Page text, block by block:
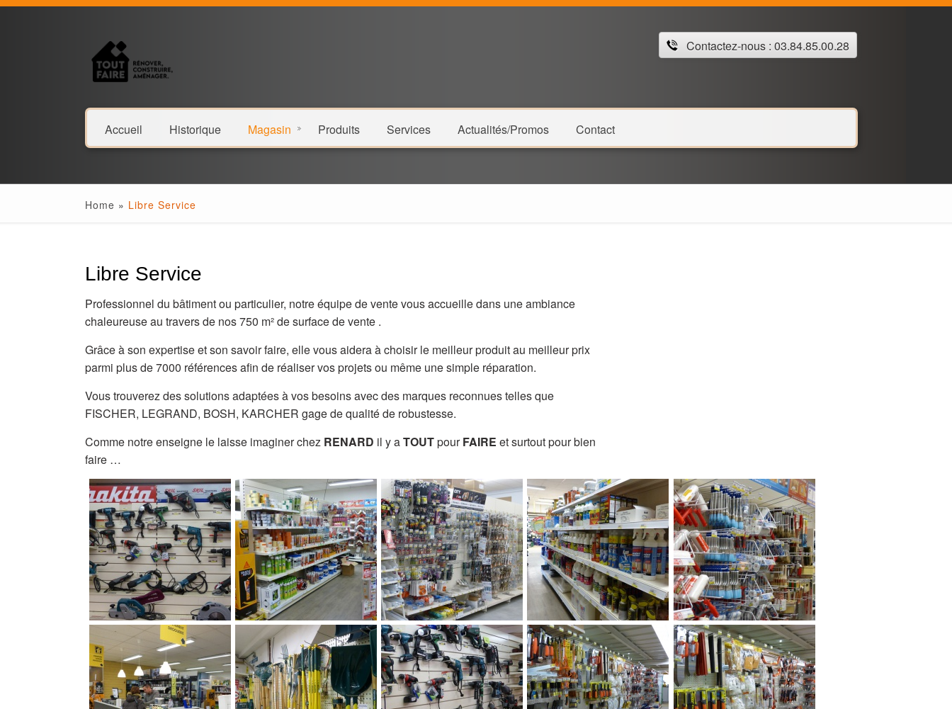
Contactez-nous : 03.84.85.00.28
Accueil Historique Magasin Produits Services Actualités/Promos Contact
Home » Libre Service
Libre Service
Professionnel du bâtiment ou particulier, notre équipe de vente vous accueille dans une ambiance
chaleureuse au travers de nos 750 m² de surface de vente .
Grâce à son expertise et son savoir faire, elle vous aidera à choisir le meilleur produit au meilleur prix
parmi plus de 7000 références afin de réaliser vos projets ou même une simple réparation.
Vous trouverez des solutions adaptées à vos besoins avec des marques reconnues telles que
FISCHER, LEGRAND, BOSH, KARCHER gage de qualité de robustesse.
Comme notre enseigne le laisse imaginer chez RENARD il y aTOUTpourFAIRE et surtout pour bien
faire …